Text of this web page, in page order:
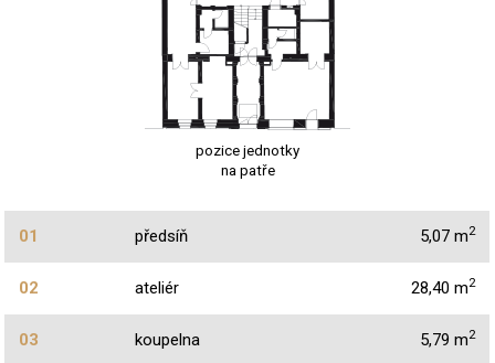
pozice jednotky
na patře
01 předsíň 5,07 m2
02 ateliér 28,40 m2
03 koupelna 5,79 m2